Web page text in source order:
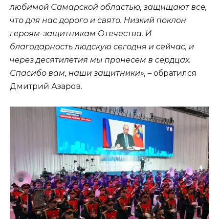
любимой Самарской областью, защищают все,
что для нас дорого и свято. Низкий поклон
героям-защитникам Отечества. И
благодарность людскую сегодня и сейчас, и
через десятилетия мы пронесем в сердцах.
Спасибо вам, наши защитники», – обратился
Дмитрий Азаров.